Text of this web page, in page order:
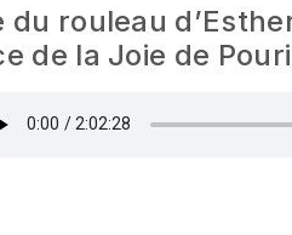
du rouleau
de la Joie de